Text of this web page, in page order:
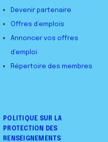
Devenir partenaire
Offres d’emplois
Annoncer vos offres
d’emploi
Répertoire des membres
POLITIQUE SUR LA
PROTECTION DES
RENSEIGNEMENTS